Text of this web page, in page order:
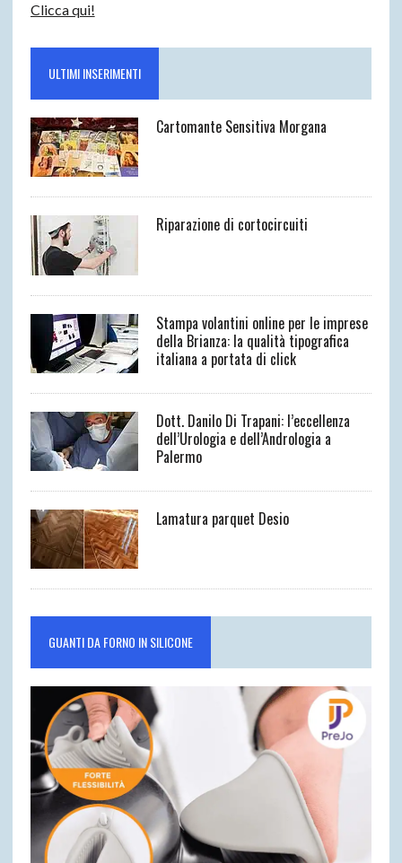
Clicca qui!
ULTIMI INSERIMENTI
Cartomante Sensitiva Morgana
Riparazione di cortocircuiti
Stampa volantini online per le imprese
della Brianza: la qualità tipografica
italiana a portata di click
Dott. Danilo Di Trapani: l’eccellenza
dell’Urologia e dell’Andrologia a
Palermo
Lamatura parquet Desio
GUANTI DA FORNO IN SILICONE